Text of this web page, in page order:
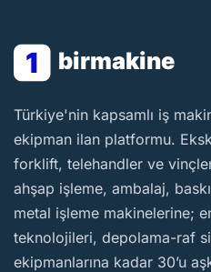
1 birmakine
BirMakine
Türkiye'nin kapsamlı iş
ekipman ilan platformu.
forklift, telehandler ve
ahşap işleme, ambalaj,
metal işleme makinelerine;
teknolojileri, depolama-raf
ekipmanlarına kadar 30’u